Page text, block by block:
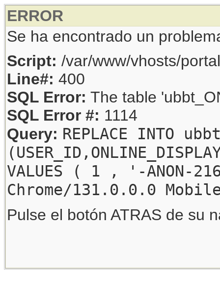
ERROR
Se ha encontrado un
Script: /var/www/vhosts/
Line#: 400
SQL Error: The table
SQL Error #: 1114
Query: REPLACE INTO
VALUES ( 1 , '-
Chrome/131.0.0.0
Pulse el botón ATRAS de su